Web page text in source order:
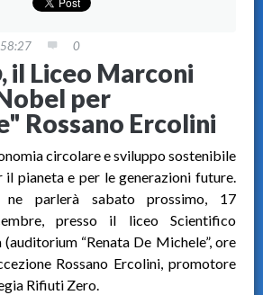
0
, il Liceo Marconi
per
Rossano Ercolini
circolare e sviluppo sostenibile
il pianeta e per le generazioni future.
ne parlerà sabato prossimo, 17
presso il liceo Scientifico
“Renata De Michele”, ore
Rossano Ercolini, promotore
Rifiuti Zero.